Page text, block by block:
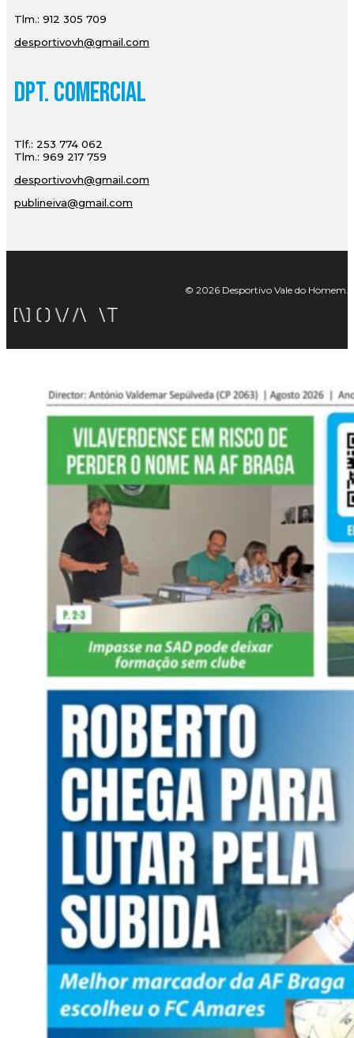
Tlm.: 912 305 709
desportivovh@gmail.com
Dpt. Comercial
Tlf.: 253 774 062
Tlm.: 969 217 759
desportivovh@gmail.com
publineiva@gmail.com
© 2026 Desportivo Vale do Homem.